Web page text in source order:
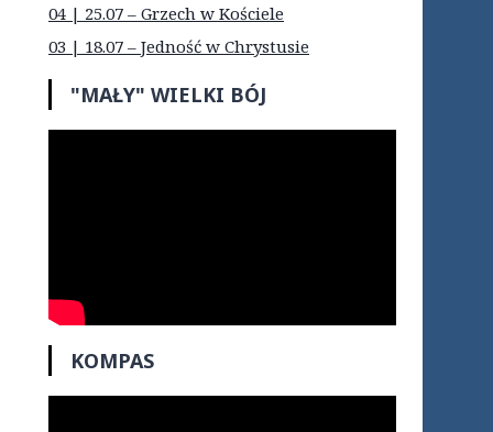
04 | 25.07 – Grzech w Kościele
03 | 18.07 – Jedność w Chrystusie
"MAŁY" WIELKI BÓJ
KOMPAS